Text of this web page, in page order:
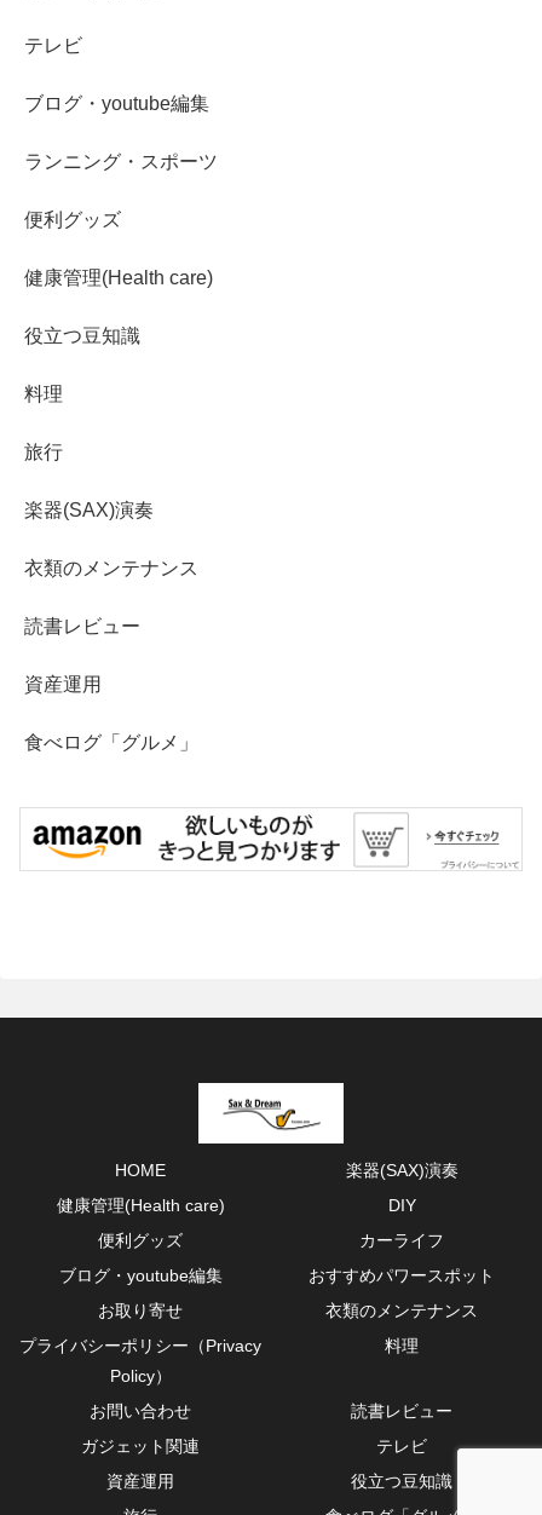
テレビ
ブログ・youtube編集
ランニング・スポーツ
便利グッズ
健康管理(Health care)
役立つ豆知識
料理
旅行
楽器(SAX)演奏
衣類のメンテナンス
読書レビュー
資産運用
食べログ「グルメ」
HOME
楽器(SAX)演奏
健康管理(Health care)
DIY
便利グッズ
カーライフ
ブログ・youtube編集
おすすめパワースポット
お取り寄せ
衣類のメンテナンス
プライバシーポリシー（Privacy
Policy）
料理
お問い合わせ
読書レビュー
ガジェット関連
テレビ
資産運用
役立つ豆知識